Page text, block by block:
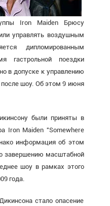
Iron Maiden Брюсу
управлять воздушным
дипломированным
гастрольной поездки
в допуске к управлению
шоу. Об этом 9 июня
были приняты в
Iron Maiden "Somewhere
информация об этом
завершению масштабной
шоу в рамках этого
года.
стало опасение